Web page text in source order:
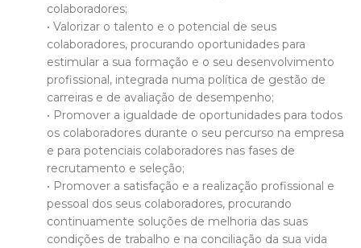
colaboradores;
• Valorizar o talento e o potencial de seus
colaboradores, procurando oportunidades para
estimular a sua formação e o seu desenvolvimento
profissional, integrada numa política de gestão de
carreiras e de avaliação de desempenho;
• Promover a igualdade de oportunidades para todos
os colaboradores durante o seu percurso na empresa
e para potenciais colaboradores nas fases de
recrutamento e seleção;
• Promover a satisfação e a realização profissional e
pessoal dos seus colaboradores, procurando
continuamente soluções de melhoria das suas
condições de trabalho e na conciliação da sua vida